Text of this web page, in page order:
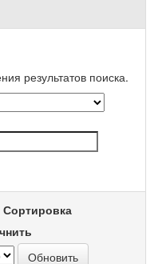
результатов поиска.
Сортировка